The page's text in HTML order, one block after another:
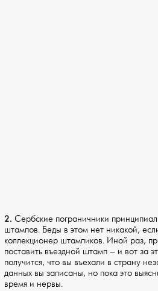
2. Сербские пограничники
штампов. Беды в этом нет никакой,
коллекционер штампиков. Иной раз,
поставить въездной штамп – и вот за
получится, что вы въехали в страну
данных вы записаны, но пока это
время и нервы.